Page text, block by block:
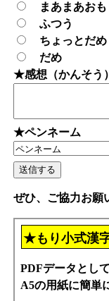
まあまあおも
ふつう
ちょっとだめ
だめ
★感想（かんそう
★ペンネーム
ぜひ、ご協力お願